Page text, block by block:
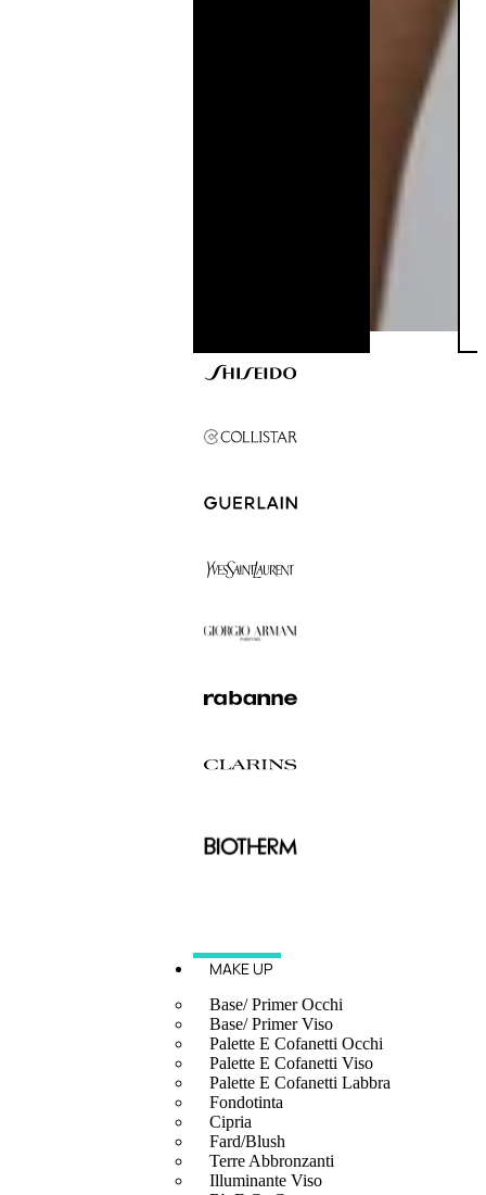
MAKE UP
Base/ Primer Occhi
Base/ Primer Viso
Palette E Cofanetti Occhi
Palette E Cofanetti Viso
Palette E Cofanetti Labbra
Fondotinta
Cipria
Fard/Blush
Terre Abbronzanti
Illuminante Viso